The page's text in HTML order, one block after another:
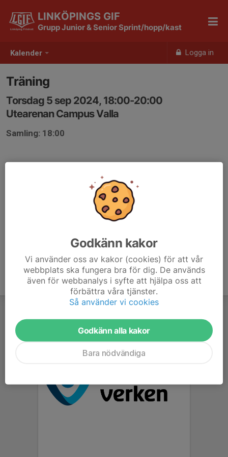
Kalender Logga in
LINKÖPINGS GIF
Grupp Junior & Senior Sprint/hopp/kast
Träning
Torsdag 5 sep 2024, 18:00-20:00
Utearenan Campus Valla
Samling: 18:00
Godkänn kakor
Vi använder oss av kakor (cookies) för att vår
webbplats ska fungera bra för dig. De används
även för webbanalys i syfte att hjälpa oss att
förbättra våra tjänster.
Så använder vi cookies
Godkänn alla kakor
Bara nödvändiga